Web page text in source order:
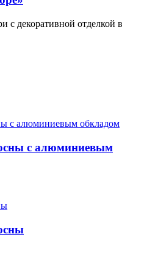
с декоративной отделкой в
с алюминиевым